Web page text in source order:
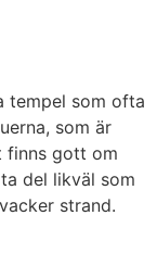
tempel som ofta
som är
finns gott om
del likväl som
strand.